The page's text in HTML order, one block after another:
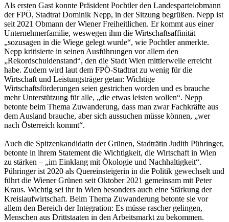
Als ersten Gast konnte Präsident Pochtler den Landesparteiobmann
der FPÖ, Stadtrat Dominik Nepp, in der Sitzung begrüßen. Nepp ist
seit 2021 Obmann der Wiener Freiheitlichen. Er kommt aus einer
Unternehmerfamilie, weswegen ihm die Wirtschaftsaffinität
„sozusagen in die Wiege gelegt wurde“, wie Pochtler anmerkte.
Nepp kritisierte in seinen Ausführungen vor allem den
„Rekordschuldenstand“, den die Stadt Wien mittlerweile erreicht
habe. Zudem wird laut dem FPÖ-Stadtrat zu wenig für die
Wirtschaft und Leistungsträger getan: Wichtige
Wirtschaftsförderungen seien gestrichen worden und es brauche
mehr Unterstützung für alle, „die etwas leisten wollen“. Nepp
betonte beim Thema Zuwanderung, dass man zwar Fachkräfte aus
dem Ausland brauche, aber sich aussuchen müsse können, „wer
nach Österreich kommt“.
Auch die Spitzenkandidatin der Grünen, Stadträtin Judith Pühringer,
betonte in ihrem Statement die Wichtigkeit, die Wirtschaft in Wien
zu stärken – „im Einklang mit Ökologie und Nachhaltigkeit“.
Pühringer ist 2020 als Quereinsteigerin in die Politik gewechselt und
führt die Wiener Grünen seit Oktober 2021 gemeinsam mit Peter
Kraus. Wichtig sei ihr in Wien besonders auch eine Stärkung der
Kreislaufwirtschaft. Beim Thema Zuwanderung betonte sie vor
allem den Bereich der Integration: Es müsse rascher gelingen,
Menschen aus Drittstaaten in den Arbeitsmarkt zu bekommen.